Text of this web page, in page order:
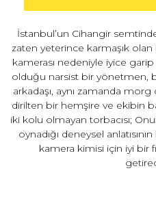
İstanbul’un Cihangir
zaten yeterince karmaşık olan
kamerası nedeniyle iyice garip
olduğu narsist bir yönetmen,
arkadaşı, aynı zamanda
dirilten bir hemşire ve ekibin
iki kolu olmayan torbacısı;
oynadığı deneysel
kamera kimisi için iyi bir